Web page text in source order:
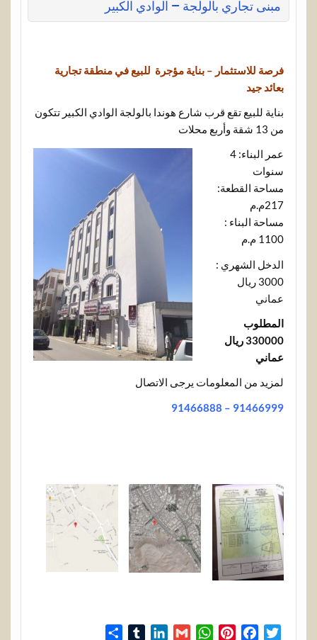
مبنى تجاري بالولجة – الوادي الكبير
فرصة للاستثمار – بناية مؤجرة للبيع في منطقة تجارية
بعائد جيد
بناية للبيع تقع قرب شارع هوندا بالولجة الوادي الكبير تتكون
من 13 شقة وأربع محلات
عمر البناء: 4
سنوات
مساحة القطعة:
217م.م
مساحة البناء :
1100 م.م
الدخل الشهري :
3000 ريال
عماني
المطلوب
330000 ريال
عماني
لمزيد من المعلومات يرجى الاتصال
91466999 – 91466888
W